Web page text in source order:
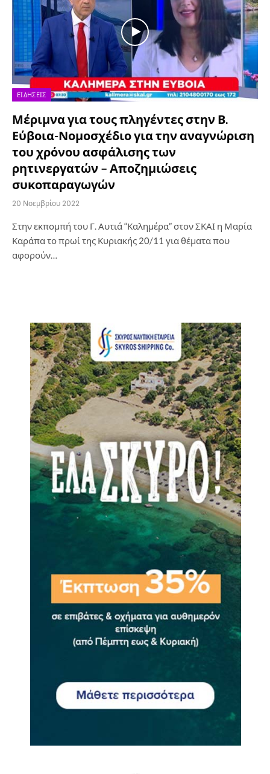
ΕΙΔΉΣΕΙΣ
Μέριμνα για τους πληγέντες στην Β.
Εύβοια-Νομοσχέδιο για την αναγνώριση
του χρόνου ασφάλισης των
ρητινεργατών – Αποζημιώσεις
συκοπαραγωγών
20 Νοεμβρίου 2022
Στην εκπομπή του Γ. Αυτιά “Καλημέρα” στον ΣΚΑΙ η Μαρία
Καράπα το πρωί της Κυριακής 20/11 για θέματα που
αφορούν…